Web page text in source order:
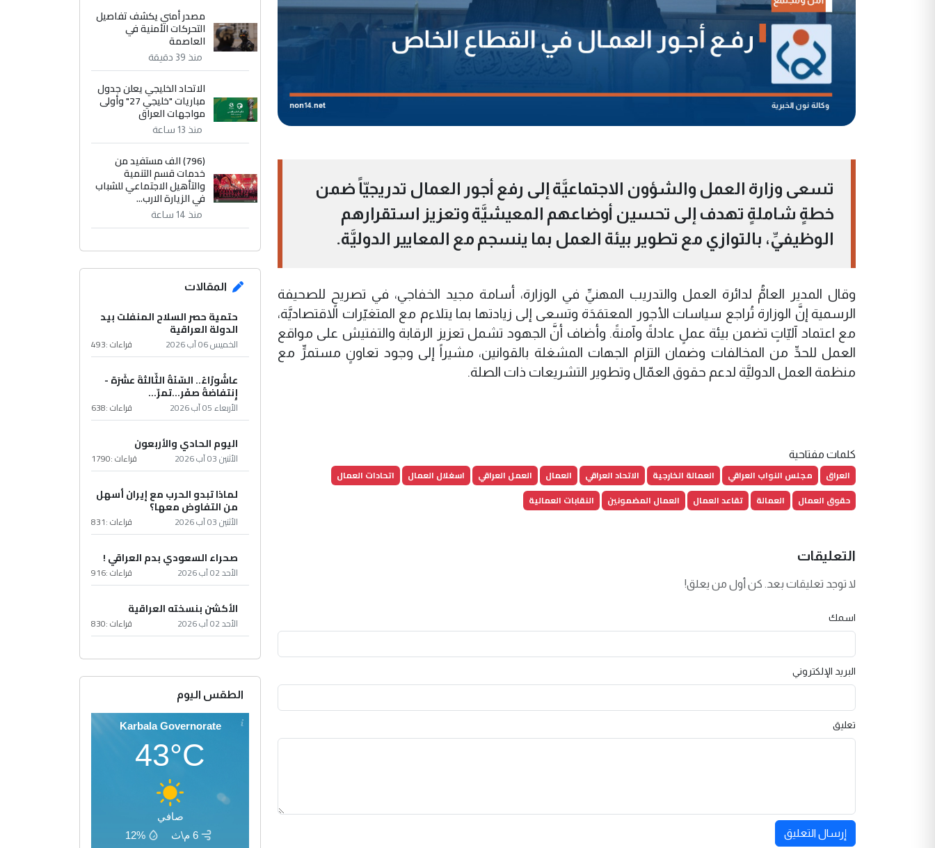
تسعى وزارة العمل والشؤون الاجتماعيَّة إلى رفع أجور العمال تدريجيّاً ضمن
خطةٍ شاملةٍ تهدف إلى تحسين أوضاعهم المعيشيَّة وتعزيز استقرارهم
الوظيفيِّ، بالتوازي مع تطوير بيئة العمل بما ينسجم مع المعايير الدوليَّة.
وقال المدير العامُّ لدائرة العمل والتدريب المهنيِّ في الوزارة، أسامة مجيد الخفاجي، في تصريحٍ للصحيفة
الرسمية إنَّ الوزارة تُراجع سياسات الأجور المعتمَدَة وتسعى إلى زيادتها بما يتلاءم مع المتغيّرات الاقتصاديَّة،
مع اعتماد آليّاتٍ تضمن بيئة عملٍ عادلةً وآمنةً. وأضاف أنَّ الجهود تشمل تعزيز الرقابة والتفتيش على مواقع
العمل للحدِّ من المخالفات وضمان التزام الجهات المشغلة بالقوانين، مشيراً إلى وجود تعاونٍ مستمرٍّ مع
منظمة العمل الدوليَّة لدعم حقوق العمّال وتطوير التشريعات ذات الصلة.
كلمات مفتاحية
العراق مجلس النواب العراقي العمالة الخارجية الاتحاد العراقي العمال العمل العراقي اسغلال العمال
اتحادات العمال
حقوق العمال
العمالة تقاعد العمال العمال المضمونين النقابات العمالية
التعليقات
لا توجد تعليقات بعد. كن أول من يعلق!
اسمك
البريد الإلكتروني
تعليق
إرسال التعليق
مصدر أمني يكشف تفاصيل
التحركات الأمنية في
العاصمة
منذ 39 دقيقة
الاتحاد الخليجي يعلن جدول
مباريات "خليجي 27" وأولى
مواجهات العراق
منذ 13 ساعة
(796) الف مستفيد من
خدمات قسم التنمية
والتأهيل الاجتماعي للشباب
في الزيارة الارب...
منذ 14 ساعة
المقالات
حتمية حصر السلاح المنفلت بيد
الدولة العراقية
الخميس 06 آب 2026 قراءات :493
عاشُورْاءُ.. السّنَةُ الثّالثةَ عشَرَة -
إِنتفاضةُ صفَر…تمرّ...
الأربعاء 05 آب 2026 قراءات :638
اليوم الحادي والأربعون
الأثنين 03 آب 2026 قراءات :1790
لماذا تبدو الحرب مع إيران أسهل
من التفاوض معها؟
الأثنين 03 آب 2026 قراءات :831
صحراء السعودي بدم العراقي !
الأحد 02 آب 2026 قراءات :916
الأكشن بنسخته العراقية
الأحد 02 آب 2026 قراءات :830
الطقس اليوم
Karbala Governorate
43°C
صافي
6 م\ث
12%